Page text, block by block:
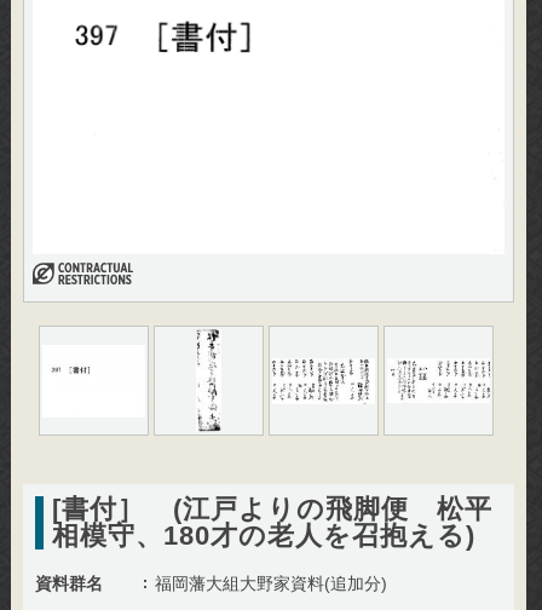
[書付］ (江戸よりの飛脚便 松平
相模守、180才の老人を召抱える)
資料群名 福岡藩大組大野家資料(追加分)